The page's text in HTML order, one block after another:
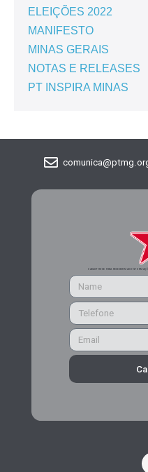
ELEIÇÕES 2022
MANIFESTO
MINAS GERAIS
NOTAS E RELEASES
PT INSPIRA MINAS
CADASTRE-SE PARA RECEBER MAIS